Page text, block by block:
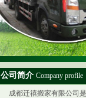
公司简介 Company profile
成都迁禧搬家有限公司是